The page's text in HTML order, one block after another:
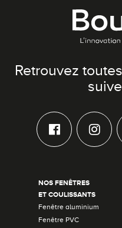
Retrouvez
NOS FENÊTRES
ET COULISSANTS
Fenêtre aluminium
Fenêtre PVC